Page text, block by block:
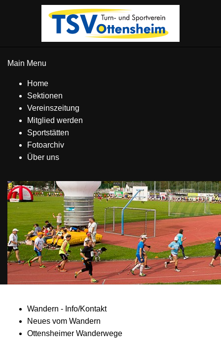
Main Menu
Home
Sektionen
Vereinszeitung
Mitglied werden
Sportstätten
Fotoarchiv
Über uns
Wandern - Info/Kontakt
Neues vom Wandern
Ottensheimer Wanderwege